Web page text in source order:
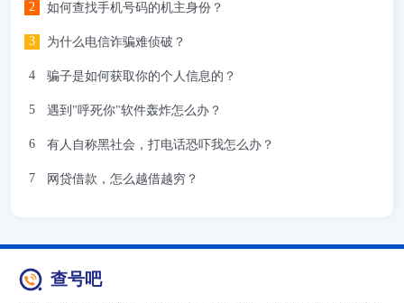
如何查找手机号码的机主身份？
为什么电信诈骗难侦破？
骗子是如何获取你的个人信息的？
遇到"呼死你"软件轰炸怎么办？
有人自称黑社会，打电话恐吓我怎么办？
网贷借款，怎么越借越穷？
查号吧